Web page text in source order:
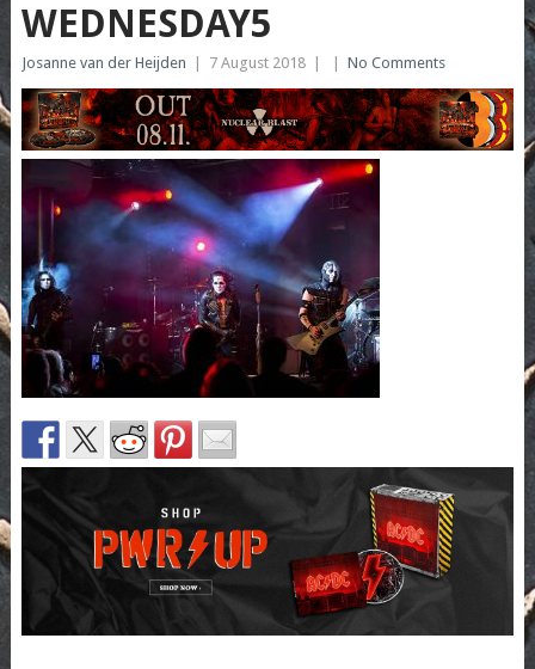
WEDNESDAY5
Josanne van der Heijden 7 August 2018 No Comments